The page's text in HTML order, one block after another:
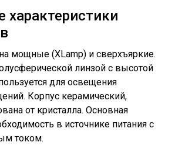
характеристики
на мощные (XLamp) и сверхъяркие.
линзой с высотой
для освещения
Корпус керамический,
от кристалла. Основная
в источнике питания с
током.